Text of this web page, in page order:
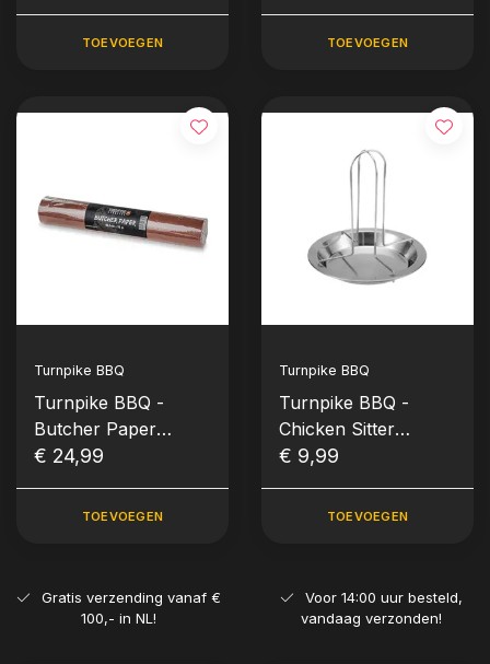
TOEVOEGEN TOEVOEGEN
Turnpike BBQ
Turnpike BBQ -
Butcher Paper
(45,7cm x 30m)
€ 24,99
TOEVOEGEN
Turnpike BBQ
Turnpike BBQ -
Chicken Sitter
(Stainless Steel)
€ 9,99
TOEVOEGEN
Gratis verzending vanaf €
100,- in NL!
Voor 14:00 uur besteld,
vandaag verzonden!